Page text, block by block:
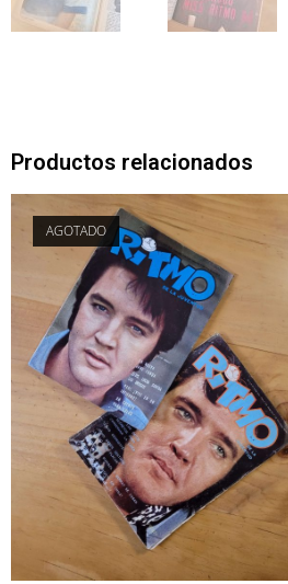
Productos relacionados
AGOTADO